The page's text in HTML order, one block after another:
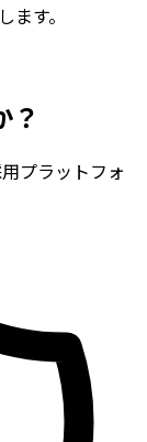
す。
プラットフォ